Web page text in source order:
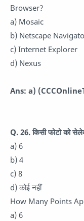
Browser?
a) Mosaic
b) Netscape
c) Internet Explorer
d) Nexus
Ans: a)
Q. 26. किसी फोटो को
a) 6
b) 4
c) 8
d) कोई नहीं
How Many Points
a) 6